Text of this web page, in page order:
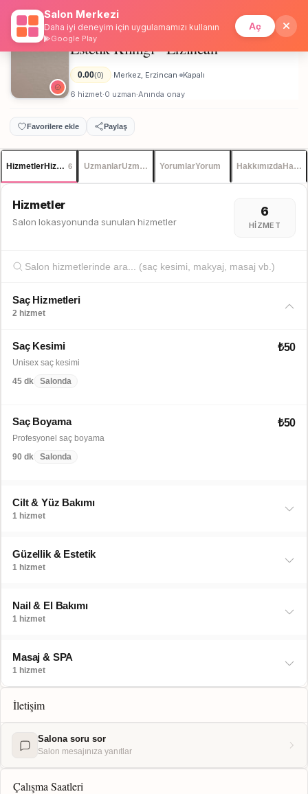
İstanbul Giriş Üye Ol
Anasayfa / Erzincan / Estetik Kliniği - Erzincan
Estetik Kliniği - Erzincan
0.00(0) ·Merkez, Erzincan· Kapalı
6 hizmet·0 uzman·Anında onay
Favorilere ekle Paylaş
HizmetlerHizmetler
6 UzmanlarUzmanlar YorumlarYorum Hakkımızda
Hizmetler
Salon lokasyonunda sunulan hizmetler
6
HIZMET
Saç Hizmetleri
2 hizmet
Saç Kesimi
Unisex saç kesimi
45 dk
Salonda
₺50
Saç Boyama
Profesyonel saç boyama
90 dk
Salonda
₺50
Cilt & Yüz Bakımı
1 hizmet
Güzellik & Estetik
1 hizmet
Nail & El Bakımı
1 hizmet
Masaj & SPA
1 hizmet
İletişim
Salona soru sor
Salon mesajınıza yanıtlar
Çalışma Saatleri
Salon Merkezi
Daha iyi deneyim için uygulamamızı kullanın
Google Play
Aç